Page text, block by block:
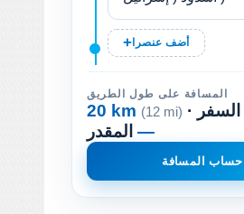
أضف عنصرا
المسافة على طول الطريق
20 km (12 mi) · وقت السفر
—
حساب المسافة